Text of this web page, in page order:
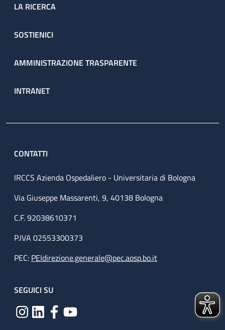
LA RICERCA
SOSTIENICI
AMMINISTRAZIONE TRASPARENTE
INTRANET
CONTATTI
IRCCS Azienda Ospedaliero - Universitaria di Bologna
Via Giuseppe Massarenti, 9, 40138 Bologna
C.F. 92038610371
P.IVA 02553300373
PEC: PEIdirezione.generale@pec.aosp.bo.it
SEGUICI SU